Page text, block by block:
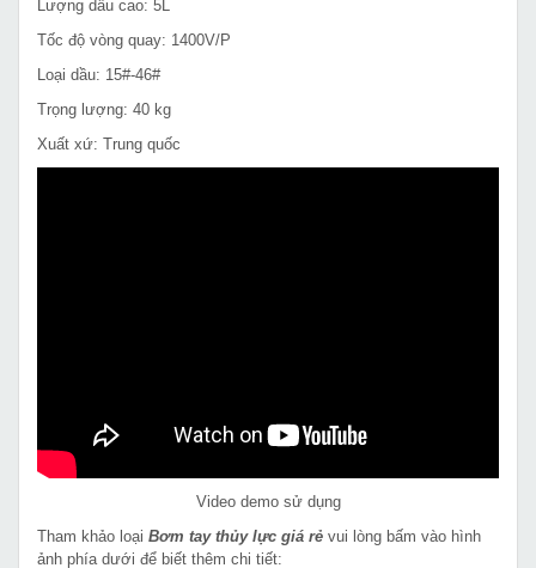
Lượng dầu cao: 5L
Tốc độ vòng quay: 1400V/P
Loại dầu: 15#-46#
Trọng lượng: 40 kg
Xuất xứ: Trung quốc
Video demo sử dụng
Tham khảo loại Bơm tay thủy lực giá rẻ vui lòng bấm vào hình
ảnh phía dưới để biết thêm chi tiết: